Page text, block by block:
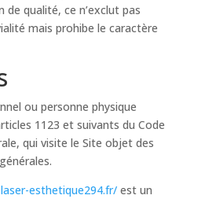
de qualité, ce n’exclut pas
mais prohibe le caractère
ou personne physique
1123 et suivants du Code
qui visite le Site objet des
esthetique294.fr/est un